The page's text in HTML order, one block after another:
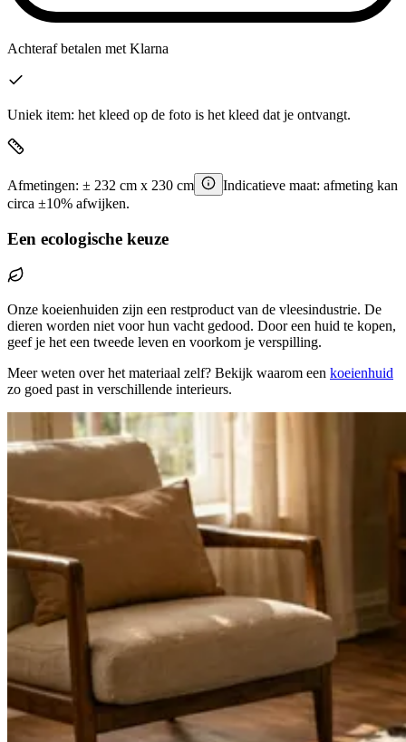
Achteraf betalen met Klarna
Uniek item: het kleed op de foto is het kleed dat je ontvangt.
Afmetingen: ± 232 cm x 230 cm
Indicatieve maat: afmeting kan
circa ±10% afwijken.
Een ecologische keuze
Onze koeienhuiden zijn een restproduct van de vleesindustrie. De
dieren worden niet voor hun vacht gedood. Door een huid te kopen,
geef je het een tweede leven en voorkom je verspilling.
Meer weten over het materiaal zelf? Bekijk waarom een koeienhuid
zo goed past in verschillende interieurs.